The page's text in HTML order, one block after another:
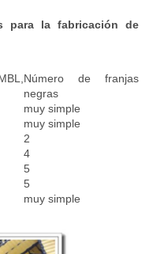
para la fabricación de
Número de franjas
negras
muy simple
muy simple
2
4
5
5
muy simple